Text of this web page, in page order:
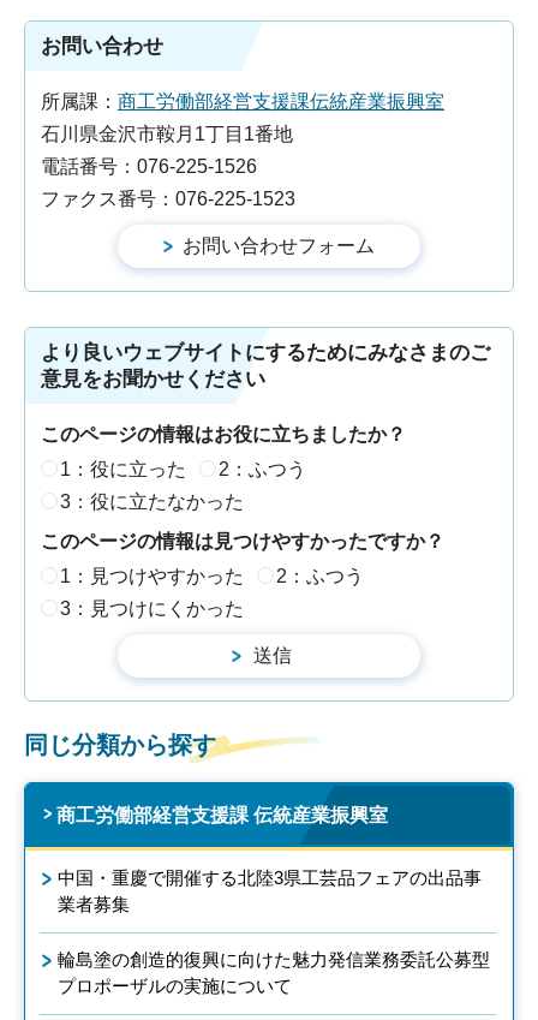
お問い合わせ
所属課： 商工労働部経営支援課伝統産業振興室
石川県金沢市鞍月1丁目1番地
電話番号：076-225-1526
ファクス番号：076-225-1523
より良いウェブサイトにするためにみなさまのご
意見をお聞かせください
このページの情報はお役に立ちましたか？
1：役に立った
2：ふつう
3：役に立たなかった
このページの情報は見つけやすかったですか？
1：見つけやすかった
2：ふつう
3：見つけにくかった
同じ分類から探す
商工労働部経営支援課 伝統産業振興室
中国・重慶で開催する北陸3県工芸品フェアの出品事
業者募集
輪島塗の創造的復興に向けた魅力発信業務委託公募型
プロポーザルの実施について